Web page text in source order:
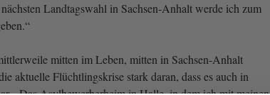
Landtagswahl in Sachsen-Anhalt werde ich zum
mitten im Leben, mitten in Sachsen-Anhalt
aktuelle Flüchtlingskrise stark daran, dass es auch in